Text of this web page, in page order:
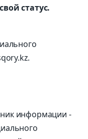
статус.
информации -